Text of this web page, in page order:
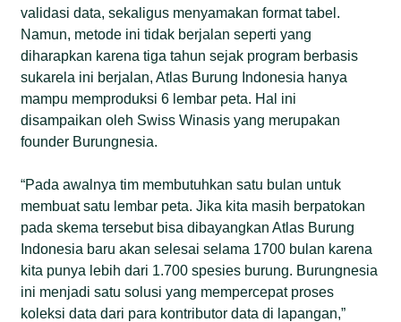
validasi data, sekaligus menyamakan format tabel.
Namun, metode ini tidak berjalan seperti yang
diharapkan karena tiga tahun sejak program berbasis
sukarela ini berjalan, Atlas Burung Indonesia hanya
mampu memproduksi 6 lembar peta. Hal ini
disampaikan oleh Swiss Winasis yang merupakan
founder Burungnesia.
“Pada awalnya tim membutuhkan satu bulan untuk
membuat satu lembar peta. Jika kita masih berpatokan
pada skema tersebut bisa dibayangkan Atlas Burung
Indonesia baru akan selesai selama 1700 bulan karena
kita punya lebih dari 1.700 spesies burung. Burungnesia
ini menjadi satu solusi yang mempercepat proses
koleksi data dari para kontributor data di lapangan,”